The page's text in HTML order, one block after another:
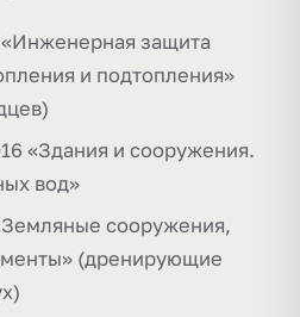
защита
и подтопления»
«Здания и сооружения.
вод»
сооружения,
(дренирующие